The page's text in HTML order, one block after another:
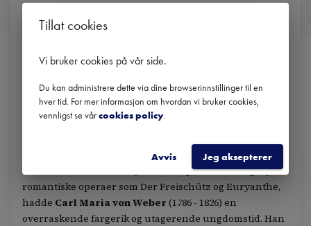
identifisere ham."
Beethovens venner dukket opp for å gå god for den
lurvete komponisten. Politiet var antakelig lettet over å
slippe å se ham igjen.
Før han ble den banebrytende skaperen av tidlige tyske
romantiske operaer som Der Freischütz og Euryanthe,
hadde Carl Maria von Weber (1786 - 1826) en
overraskende fargerik og utagerende ungdomstid. Han
Tillat cookies
Vi bruker cookies på vår side.
Du kan administrere dette via dine browserinnstillinger til en
hver tid. For mer informasjon om hvordan vi bruker cookies,
vennligst se vårcookies policy.
Avvis Jeg aksepterer